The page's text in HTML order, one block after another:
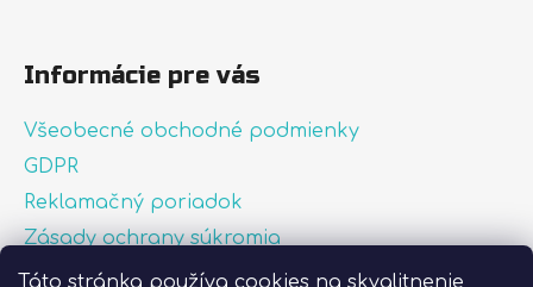
Táto stránka používa cookies na skvalitnenie
Informácie pre vás
Všeobecné obchodné podmienky
GDPR
Reklamačný poriadok
Zásady ochrany súkromia
Zásady používania súborov cookies